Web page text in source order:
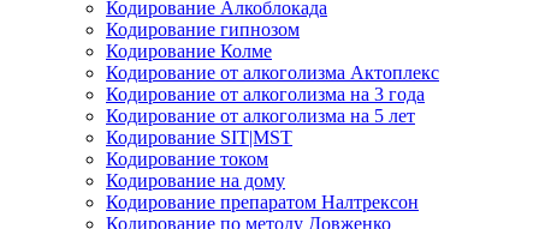
Кодирование Алкоблокада
Кодирование гипнозом
Кодирование Колме
Кодирование от алкоголизма Актоплекс
Кодирование от алкоголизма на 3 года
Кодирование от алкоголизма на 5 лет
Кодирование SIT|MST
Кодирование током
Кодирование на дому
Кодирование препаратом Налтрексон
Кодирование по методу Довженко